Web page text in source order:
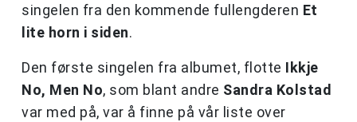
singelen fra den kommende fullengderen Et
lite horn i siden.
Den første singelen fra albumet, flotte Ikkje
No, Men No, som blant andre Sandra Kolstad
var med på, var å finne på vår liste over